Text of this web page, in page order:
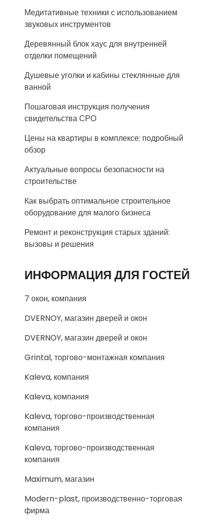
Медитативные техники с использованием
звуковых инструментов
Деревянный блок хаус для внутренней
отделки помещений
Душевые уголки и кабины стеклянные для
ванной
Пошаговая инструкция получения
свидетельства СРО
Цены на квартиры в комплексе: подробный
обзор
Актуальные вопросы безопасности на
строительстве
Как выбрать оптимальное строительное
оборудование для малого бизнеса
Ремонт и реконструкция старых зданий:
вызовы и решения
ИНФОРМАЦИЯ ДЛЯ ГОСТЕЙ
7 окон, компания
DVERNOY, магазин дверей и окон
DVERNOY, магазин дверей и окон
Grintal, торгово-монтажная компания
Kaleva, компания
Kaleva, компания
Kaleva, торгово-производственная
компания
Kaleva, торгово-производственная
компания
Maximum, магазин
Modern-plast, производственно-торговая
фирма